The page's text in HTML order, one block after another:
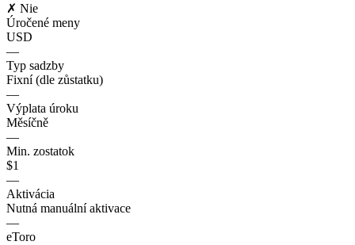
✗ Nie
Úročené meny
USD
—
Typ sadzby
Fixní (dle zůstatku)
—
Výplata úroku
Měsíčně
—
Min. zostatok
$1
—
Aktivácia
Nutná manuální aktivace
—
eToro